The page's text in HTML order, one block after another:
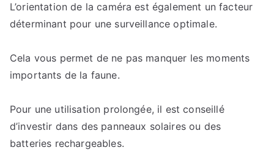
L’orientation de la caméra est également un facteur
déterminant pour une surveillance optimale.
Cela vous permet de ne pas manquer les moments
importants de la faune.
Pour une utilisation prolongée, il est conseillé
d’investir dans des panneaux solaires ou des
batteries rechargeables.